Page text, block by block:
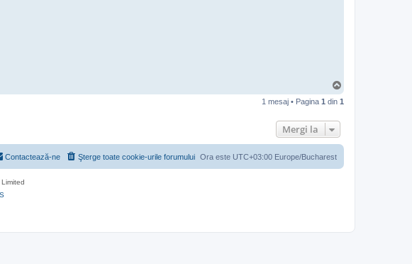
s
1 mesaj • Pagina 1 din 1
Mergi la
Ora este UTC+03:00 Europe/Bucharest
Şterge toate cookie-urile forumului
Contactează-ne